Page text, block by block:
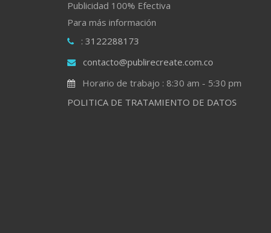
Publicidad 100% Efectiva
Para más información
: 3122288173
contacto@publirecreate.com.co
Horario de trabajo : 8:30 am - 5:30 pm
POLITICA DE TRATAMIENTO DE DATOS